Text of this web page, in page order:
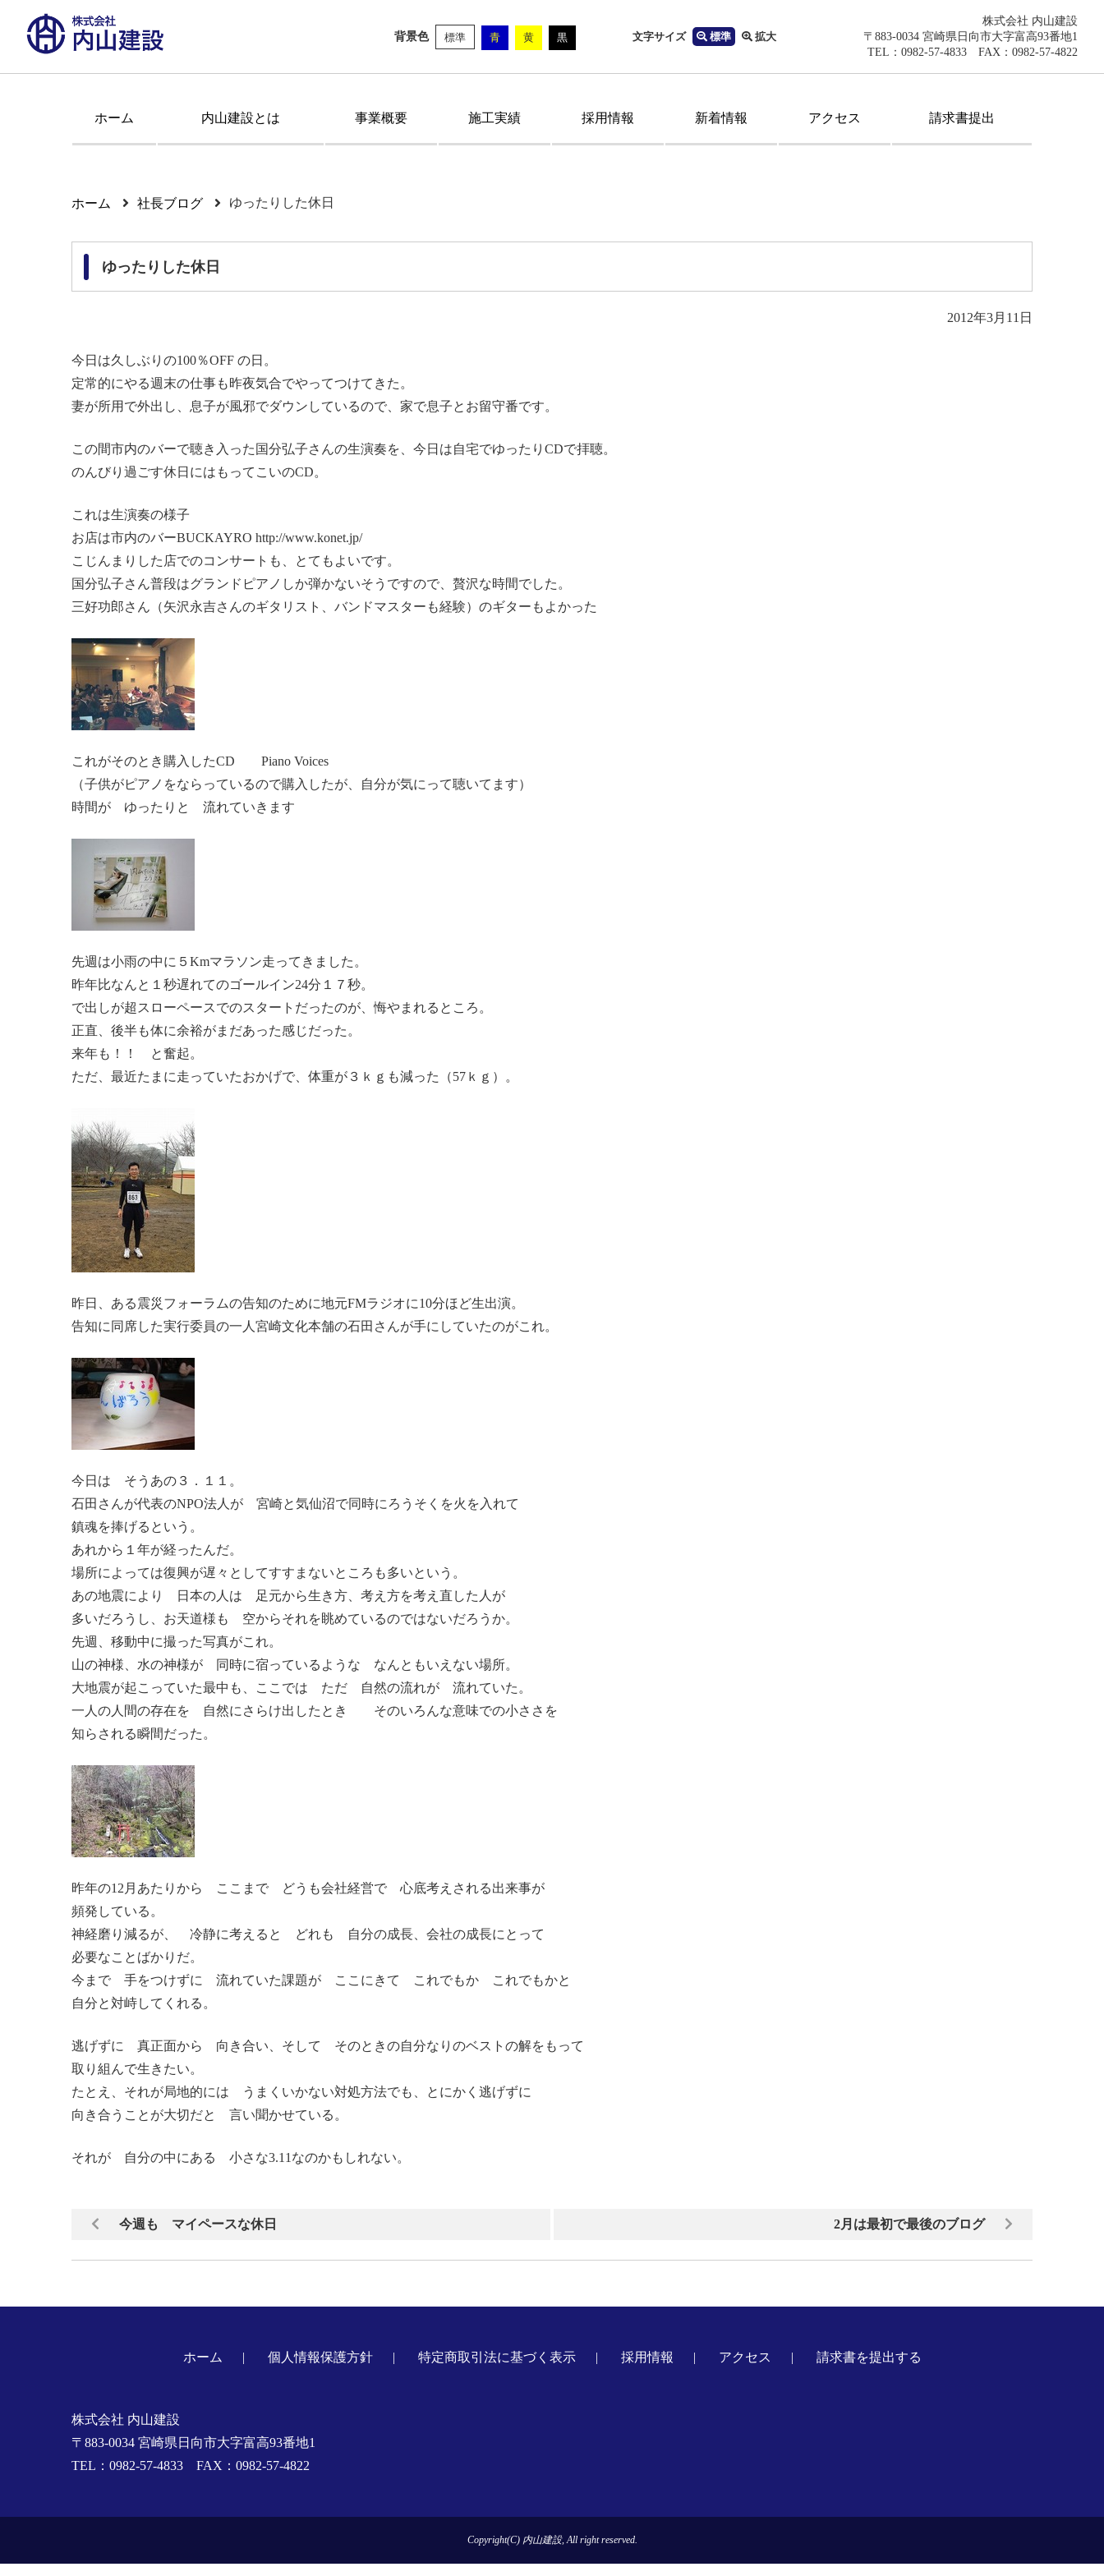
背景色 標準 青 黄 黒 文字サイズ 標準 拡大
株式会社 内山建設
〒883-0034 宮崎県日向市大字富高93番地1
TEL：0982-57-4833 FAX：0982-57-4822
ホーム 内山建設とは 事業概要 施工実績 採用情報 新着情報 アクセス 請求書提出
ホーム 社長ブログ ゆったりした休日
ゆったりした休日
2012年3月11日
今日は久しぶりの100％OFF の日。
定常的にやる週末の仕事も昨夜気合でやってつけてきた。
妻が所用で外出し、息子が風邪でダウンしているので、家で息子とお留守番です。
この間市内のバーで聴き入った国分弘子さんの生演奏を、今日は自宅でゆったりCDで拝聴。
のんびり過ごす休日にはもってこいのCD。
これは生演奏の様子
お店は市内のバーBUCKAYRO http://www.konet.jp/
こじんまりした店でのコンサートも、とてもよいです。
国分弘子さん普段はグランドピアノしか弾かないそうですので、贅沢な時間でした。
三好功郎さん（矢沢永吉さんのギタリスト、バンドマスターも経験）のギターもよかった
これがそのとき購入したCD Piano Voices
（子供がピアノをならっているので購入したが、自分が気にって聴いてます）
時間が ゆったりと 流れていきます
先週は小雨の中に５Kmマラソン走ってきました。
昨年比なんと１秒遅れてのゴールイン24分１７秒。
で出しが超スローペースでのスタートだったのが、悔やまれるところ。
正直、後半も体に余裕がまだあった感じだった。
来年も！！ と奮起。
ただ、最近たまに走っていたおかげで、体重が３ｋｇも減った（57ｋｇ）。
昨日、ある震災フォーラムの告知のために地元FMラジオに10分ほど生出演。
告知に同席した実行委員の一人宮崎文化本舗の石田さんが手にしていたのがこれ。
今日は そうあの３．１１。
石田さんが代表のNPO法人が 宮崎と気仙沼で同時にろうそくを火を入れて
鎮魂を捧げるという。
あれから１年が経ったんだ。
場所によっては復興が遅々としてすすまないところも多いという。
あの地震により 日本の人は 足元から生き方、考え方を考え直した人が
多いだろうし、お天道様も 空からそれを眺めているのではないだろうか。
先週、移動中に撮った写真がこれ。
山の神様、水の神様が 同時に宿っているような なんともいえない場所。
大地震が起こっていた最中も、ここでは ただ 自然の流れが 流れていた。
一人の人間の存在を 自然にさらけ出したとき そのいろんな意味での小ささを
知らされる瞬間だった。
昨年の12月あたりから ここまで どうも会社経営で 心底考えされる出来事が
頻発している。
神経磨り減るが、 冷静に考えると どれも 自分の成長、会社の成長にとって
必要なことばかりだ。
今まで 手をつけずに 流れていた課題が ここにきて これでもか これでもかと
自分と対峙してくれる。
逃げずに 真正面から 向き合い、そして そのときの自分なりのベストの解をもって
取り組んで生きたい。
たとえ、それが局地的には うまくいかない対処方法でも、とにかく逃げずに
向き合うことが大切だと 言い聞かせている。
それが 自分の中にある 小さな3.11なのかもしれない。
今週も マイペースな休日 2月は最初で最後のブログ
ホーム 個人情報保護方針 特定商取引法に基づく表示 採用情報 アクセス 請求書を提出する
株式会社 内山建設
〒883-0034 宮崎県日向市大字富高93番地1
TEL：0982-57-4833 FAX：0982-57-4822
Copyright(C) 内山建設, All right reserved.